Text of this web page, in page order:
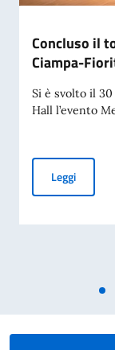
Concluso il
Ciampa-
Si è svolto il
Hall l’evento
Leggi